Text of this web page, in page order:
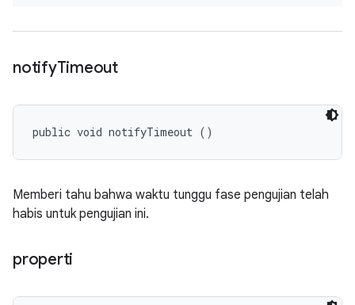
notifyTimeout
public void notifyTimeout ()
Memberi tahu bahwa waktu tunggu fase pengujian telah
habis untuk pengujian ini.
properti